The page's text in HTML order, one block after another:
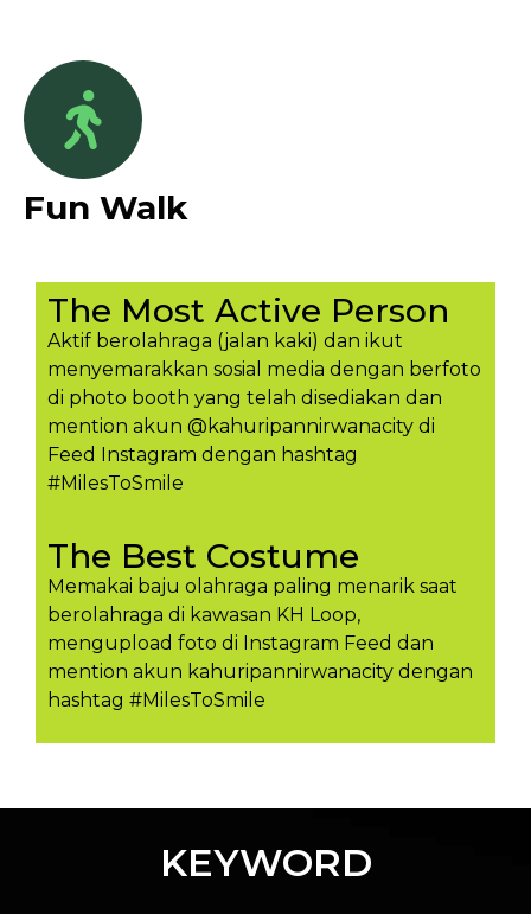
Fun Walk
The Most Active Person
Aktif berolahraga (jalan kaki) dan ikut
menyemarakkan sosial media dengan berfoto
di photo booth yang telah disediakan dan
mention akun @kahuripannirwanacity di
Feed Instagram dengan hashtag
#MilesToSmile
The Best Costume
Memakai baju olahraga paling menarik saat
berolahraga di kawasan KH Loop,
mengupload foto di Instagram Feed dan
mention akun kahuripannirwanacity dengan
hashtag #MilesToSmil​e
KEYWORD